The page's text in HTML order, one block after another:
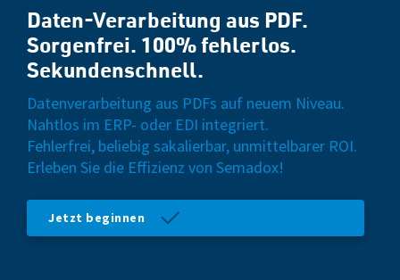
Daten-Verarbeitung aus PDF.
Sorgenfrei. 100% fehlerlos.
Sekundenschnell.
Datenverarbeitung aus PDFs auf neuem Niveau.
Nahtlos im ERP- oder EDI integriert.
Fehlerfrei, beliebig sakalierbar, unmittelbarer ROI.
Erleben Sie die Effizienz von Semadox!
Jetzt beginnen